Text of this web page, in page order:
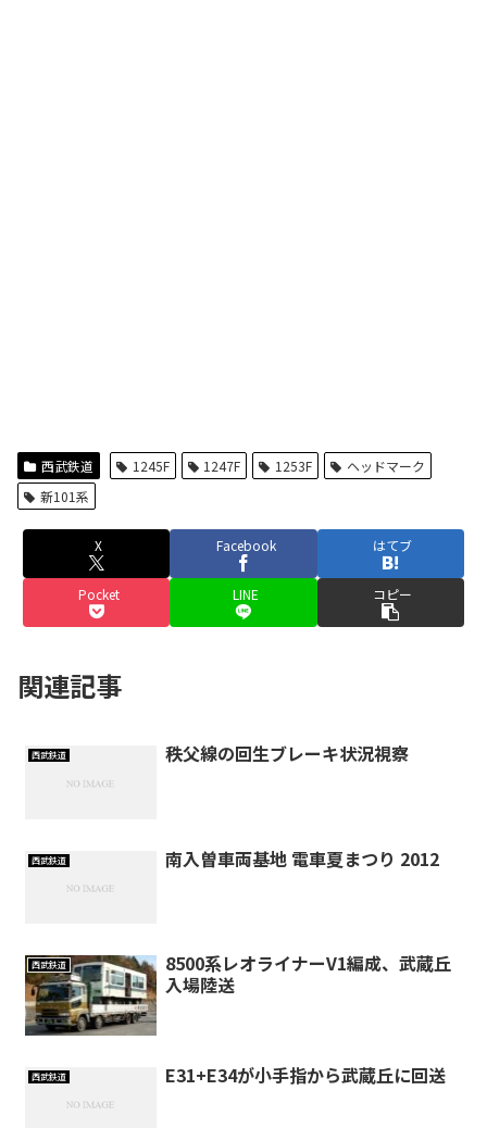
西武鉄道 1245F 1247F 1253F
ヘッドマーク
新101系
X Facebook はてブ
Pocket LINE コピー
関連記事
西武鉄道 秩父線の回生ブレーキ状況視察
西武鉄道 南入曽車両基地 電車夏まつり 2012
西武鉄道
8500系レオライナーV1編成、武蔵丘
入場陸送
西武鉄道 E31+E34が小手指から武蔵丘に回送